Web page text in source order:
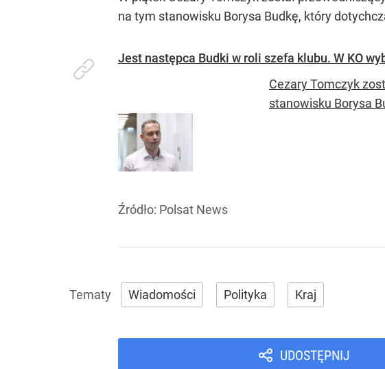
na tym stanowisku Borysa Budkę, który
Jest następca Budki w roli szefa klubu. W KO
Cezary Tomczyk
stanowisku Borysa
Źródło: Polsat News
Wiadomości Polityka Kraj
UDOSTĘPNIJ